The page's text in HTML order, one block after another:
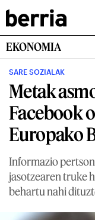
EKONOMIA
SARE SOZIALAK
Metak
Facebook
Europako
Informazio
jasotzearen truke
behartu nahi